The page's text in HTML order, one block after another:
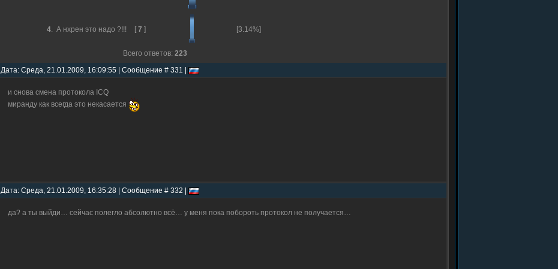
4. А нхрен это надо ?!!! [ 7 ] [3.14%]
Всего ответов: 223
Дата: Среда, 21.01.2009, 16:09:55 | Сообщение # 331 |
и снова смена протокола ICQ
миранду как всегда это некасается
Дата: Среда, 21.01.2009, 16:35:28 | Сообщение # 332 |
да? а ты выйди… сейчас полегло абсолютно всё… у меня пока побороть протокол не получается…